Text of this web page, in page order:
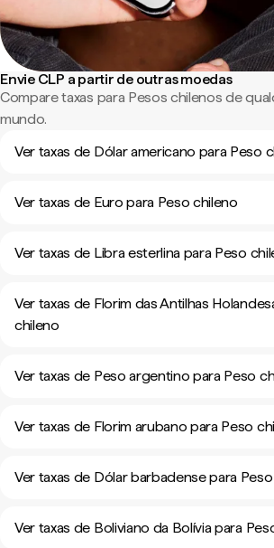
Envie CLP a partir de outras moedas
Compare taxas para Pesos chilenos de
mundo.
Ver taxas de Dólar americano para Peso
Ver taxas de Euro para Peso chileno
Ver taxas de Libra esterlina para Peso
Ver taxas de Florim das Antilhas
chileno
Ver taxas de Peso argentino para Peso
Ver taxas de Florim arubano para Peso
Ver taxas de Dólar barbadense para
Ver taxas de Boliviano da Bolívia para